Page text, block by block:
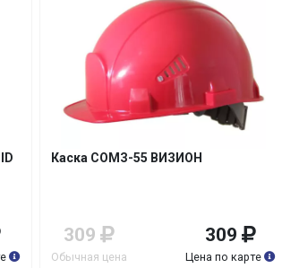
Каска СОМЗ-55 BИЗИОН
309
Обычная цена
309
Цена по карте